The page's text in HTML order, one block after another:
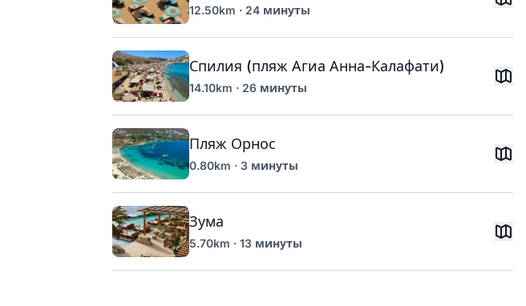
12.50km · 24 минуты
Спилия (пляж Агиа Анна-Калафати)
14.10km · 26 минуты
Пляж Орнос
0.80km · 3 минуты
Зума
5.70km · 13 минуты